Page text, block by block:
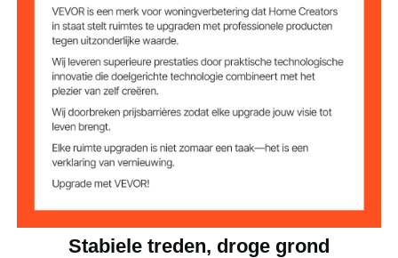
Nettogewicht 4,44 kg
Afmetingen van
één product
300 x 15 mm
Stabiele treden, droge grond